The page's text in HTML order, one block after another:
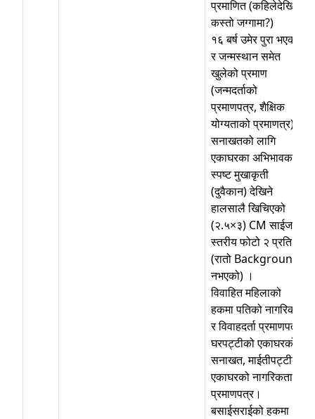
प्रमाणित (कहिलेदेखि
कस्तो जग्गामा?)
१६ बर्ष उमेर पुरा भएको
र जन्मस्थान समेत
खुलेको प्रमाण
(जन्मदर्ताको
प्रमाणपत्र, शैक्षिक
योग्यताको प्रमाणत्र) ।
सनाखतको लागि
एकाघरका अभिभावक ।
स्पष्ट मुखाकृती
(दुवैकान) देखिने
हालसालै खिचिएको
(२.५×३) CM साईजको
स्तरीय फोटो २ प्रति
(रातो Background
नभएको) ।
विवाहित महिलाको
हकमा पतिको नागरिकता
र विवाहदर्ता प्रमाणपत्र,
घरपट्टीको एकाघरको
सनाखत, माईतीपट्टीको
एकाघरको नागरिकताको
प्रमाणपत्र।
बसाईसराईको हकमा